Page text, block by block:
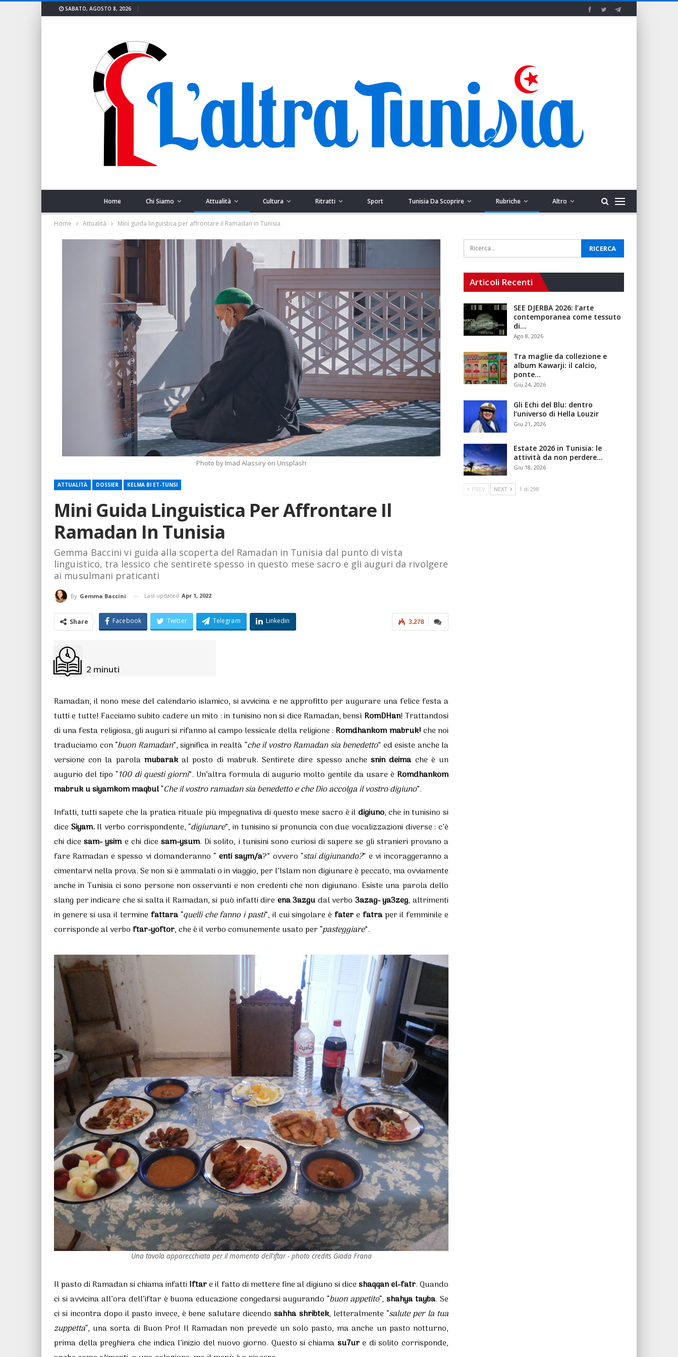
SABATO, AGOSTO 8, 2026
Home Chi Siamo Attualità Cultura Ritratti Sport Tunisia Da Scoprire Rubriche Altro
Home Attualità Mini guida linguistica per affrontare il Ramadan in Tunisia
Photo by Imad Alassiry on Unsplash
ATTUALITÀ DOSSIER KELMA BI ET-TUNSI
Mini Guida Linguistica Per Affrontare Il
Ramadan In Tunisia
Gemma Baccini vi guida alla scoperta del Ramadan in Tunisia dal punto di vista
linguistico, tra lessico che sentirete spesso in questo mese sacro e gli auguri da rivolgere
ai musulmani praticanti
By Gemma Baccini Last updated Apr 1, 2022
3.278
Share Facebook Twitter Telegram Linkedin
2 minuti
Ramadan, il nono mese del calendario islamico, si avvicina e ne approfitto per augurare una felice festa a
tutti e tutte! Facciamo subito cadere un mito : in tunisino non si dice Ramadan, bensì RomDHan! Trattandosi
di una festa religiosa, gli auguri si rifanno al campo lessicale della religione : Romdhankom mabruk!che noi
traduciamo con “buon Ramadan”, significa in realtà “che il vostro Ramadan sia benedetto” ed esiste anche la
versione con la parola mubarakal posto di mabruk. Sentirete dire spesso anchesnin deima che è un
augurio del tipo “100 di questi giorni”. Un’altra formula di augurio molto gentile da usare è Romdhankom
mabruk u siyamkom maqbul“Che il vostro ramadan sia benedetto e che Dio accolga il vostro digiuno”.
Infatti, tutti sapete che la pratica rituale più impegnativa di questo mese sacro è ildigiuno, che in tunisino si
diceSiyam.Il verbo corrispondente, “digiunare”, in tunisino si pronuncia con due vocalizzazioni diverse : c’è
chi dicesam- ysim e chi dicesam-ysum. Di solito, i tunisini sono curiosi di sapere se gli stranieri provano a
fare Ramadan e spesso vi domanderanno “ enti saym/a?” ovvero “stai digiunando?” e vi incoraggeranno a
cimentarvi nella prova. Se non si è ammalati o in viaggio, per l’Islam non digiunare è peccato, ma ovviamente
anche in Tunisia ci sono persone non osservanti e non credenti che non digiunano. Esiste una parola dello
slang per indicare che si salta il Ramadan, si può infatti direena 3azgudal verbo 3azag- ya3zeg, altrimenti
in genere si usa il terminefattara“quelli che fanno i pasti”, il cui singolare èfaterefatraper il femminile e
corrisponde al verboftar-yoftor, che è il verbo comunemente usato per “pasteggiare”.
Una tavola apparecchiata per il momento dell'iftar - photo credits Giada Frana
Il pasto di Ramadan si chiama infatti Iftare il fatto di mettere fine al digiuno si diceshaqqan el-fatr. Quando
ci si avvicina all’ora dell’iftar è buona educazione congedarsi augurando “buon appetito“, shahya tayba. Se
ci si incontra dopo il pasto invece, è bene salutare dicendo sahha shribtek, letteralmente “salute per la tua
zuppetta“, una sorta di Buon Pro! Il Ramadan non prevede un solo pasto, ma anche un pasto notturno,
prima della preghiera che indica l’inizio del nuovo giorno. Questo si chiama su7ure di solito corrisponde,
Articoli Recenti
SEE DJERBA 2026: l’arte
contemporanea come tessuto
di…
Ago 8, 2026
Tra maglie da collezione e
album Kawarji: il calcio,
ponte…
Giu 24, 2026
Gli Echi del Blu: dentro
l’universo di Hella Louzir
Giu 21, 2026
Estate 2026 in Tunisia: le
attività da non perdere…
Giu 18, 2026
PREV NEXT 1 di 298